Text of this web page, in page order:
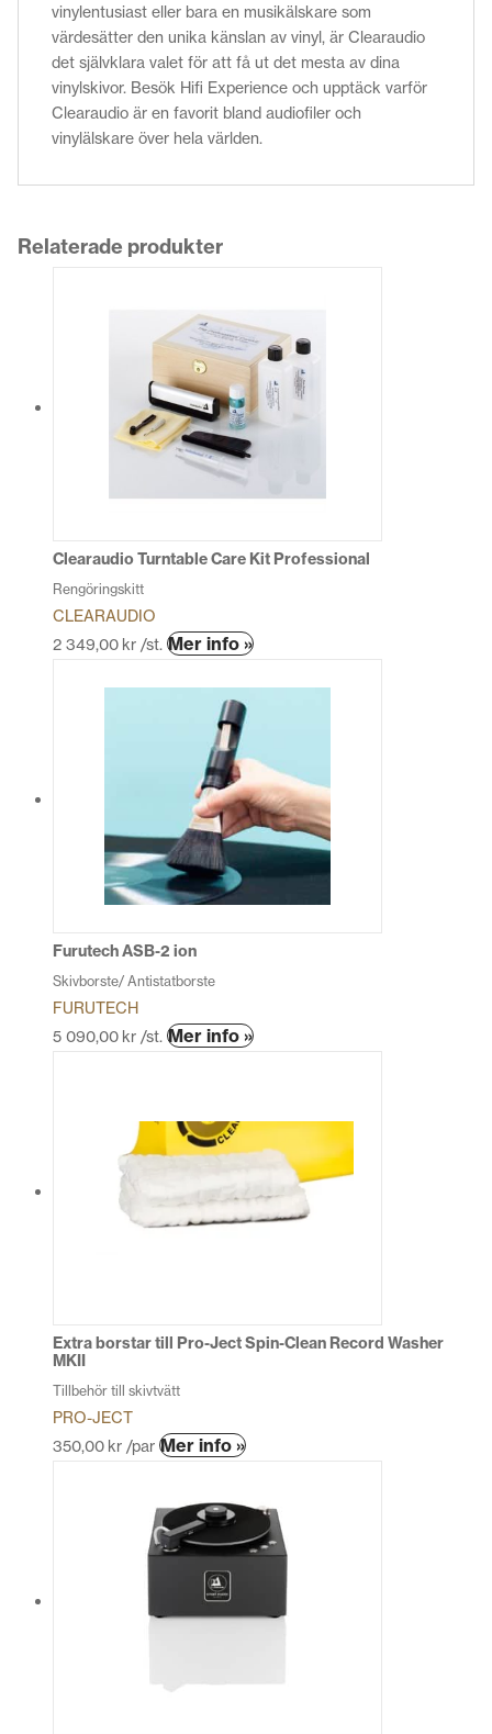
vinylentusiast eller bara en musikälskare som
värdesätter den unika känslan av vinyl, är Clearaudio
det självklara valet för att få ut det mesta av dina
vinylskivor. Besök Hifi Experience och upptäck varför
Clearaudio är en favorit bland audiofiler och
vinylälskare över hela världen.
Relaterade produkter
Clearaudio Turntable Care Kit Professional
Rengöringskitt
CLEARAUDIO
2 349,00 kr /st. Mer info »
Furutech ASB-2 ion
Skivborste/ Antistatborste
FURUTECH
5 090,00 kr /st. Mer info »Den
flera
varianter.
produktsidan
Extra borstar till Pro-Ject Spin-Clean Record Washer
MKII
Tillbehör till skivtvätt
PRO-JECT
350,00 kr /par Mer info »Den
har
flera
olika